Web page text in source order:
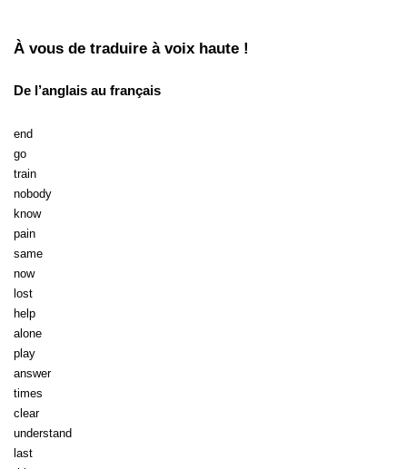
À vous de traduire à voix haute !
De l’anglais au français
end
go
train
nobody
know
pain
same
now
lost
help
alone
play
answer
times
clear
understand
last